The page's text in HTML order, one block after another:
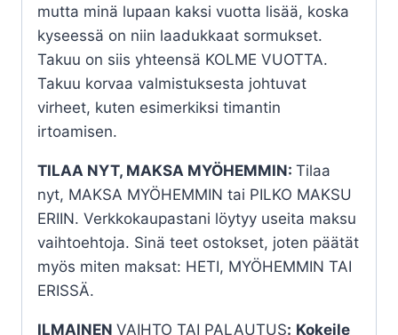
mutta minä lupaan kaksi vuotta lisää, koska
kyseessä on niin laadukkaat sormukset.
Takuu on siis yhteensä KOLME VUOTTA.
Takuu korvaa valmistuksesta johtuvat
virheet, kuten esimerkiksi timantin
irtoamisen.
TILAA NYT, MAKSA MYÖHEMMIN: Tilaa
nyt, MAKSA MYÖHEMMIN tai PILKO MAKSU
ERIIN. Verkkokaupastani löytyy useita maksu
vaihtoehtoja. Sinä teet ostokset, joten päätät
myös miten maksat: HETI, MYÖHEMMIN TAI
ERISSÄ.
ILMAINEN VAIHTO TAI PALAUTUS: Kokeile